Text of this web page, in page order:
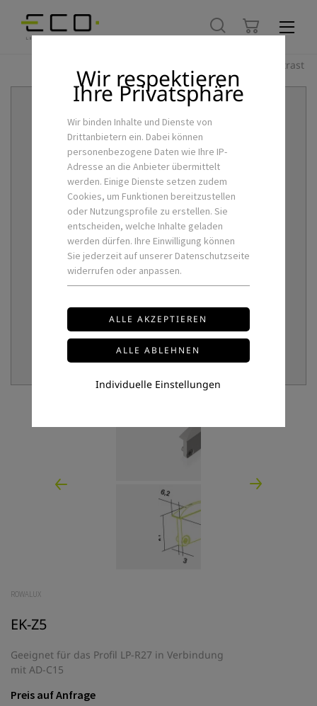
Hoher Kontrast
ROWALUX
EK-Z5
Geeignet für das Profil LP-R27 in Verbindung
mit AD-C15
Preis auf Anfrage
Wir respektieren
Ihre Privatsphäre
Wir binden Inhalte und Dienste von
Drittanbietern ein. Dabei können
personenbezogene Daten wie Ihre IP-
Adresse an die Anbieter übermittelt
werden. Einige Dienste setzen zudem
Cookies, um Funktionen bereitzustellen
oder Nutzungsprofile zu erstellen. Sie
entscheiden, welche Inhalte geladen
werden dürfen. Ihre Einwilligung können
Sie jederzeit auf unserer Datenschutzseite
widerrufen oder anpassen.
Individuelle Einstellungen